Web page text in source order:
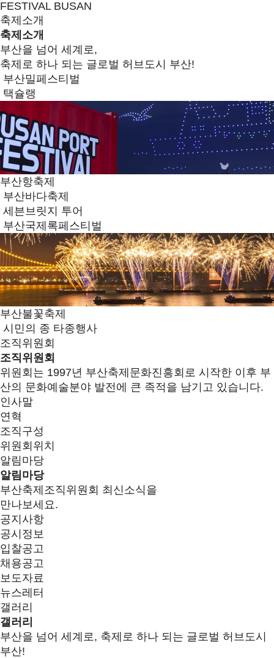
FESTIVAL BUSAN
축제소개
축제소개
부산을 넘어 세계로,
축제로 하나 되는 글로벌 허브도시 부산!
부산밀페스티벌
택슐랭
부산항축제
부산바다축제
세븐브릿지 투어
부산국제록페스티벌
부산불꽃축제
시민의 종 타종행사
조직위원회
조직위원회
위원회는 1997년 부산축제문화진흥회로 시작한 이후 부
산의 문화예술분야 발전에 큰 족적을 남기고 있습니다.
인사말
연혁
조직구성
위원회위치
알림마당
알림마당
부산축제조직위원회 최신소식을
만나보세요.
공지사항
공시정보
입찰공고
채용공고
보도자료
뉴스레터
갤러리
갤러리
부산을 넘어 세계로, 축제로 하나 되는 글로벌 허브도시
부산!